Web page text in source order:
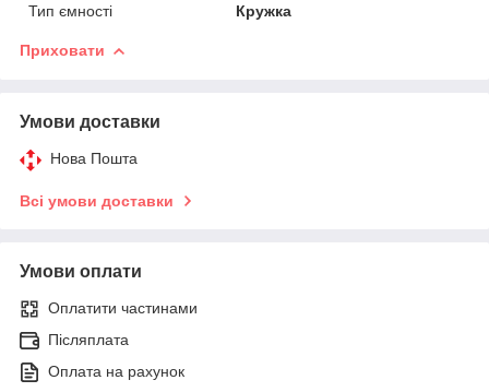
Тип ємності Кружка
Приховати
Умови доставки
Нова Пошта
Всі умови доставки
Умови оплати
Оплатити частинами
Післяплата
Оплата на рахунок